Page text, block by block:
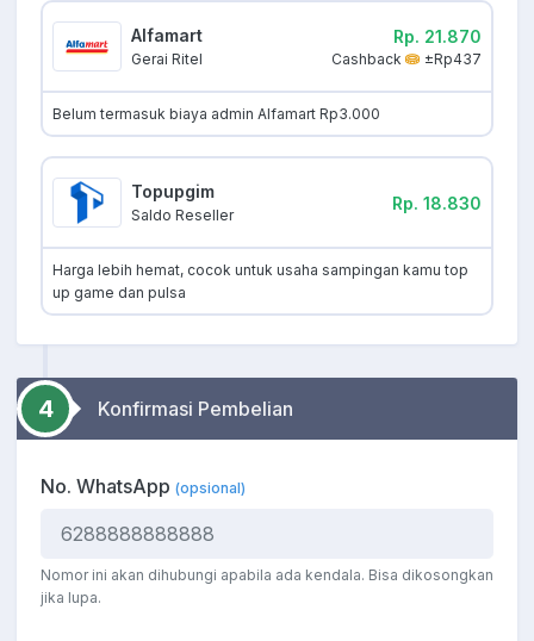
Alfamart
Gerai Ritel
Rp. 21.870
Cashback ±Rp437
Belum termasuk biaya admin Alfamart Rp3.000
Topupgim
Saldo Reseller
Rp. 18.830
Harga lebih hemat, cocok untuk usaha sampingan kamu top
up game dan pulsa
4 Konfirmasi Pembelian
No. WhatsApp (opsional)
Nomor ini akan dihubungi apabila ada kendala. Bisa dikosongkan
jika lupa.